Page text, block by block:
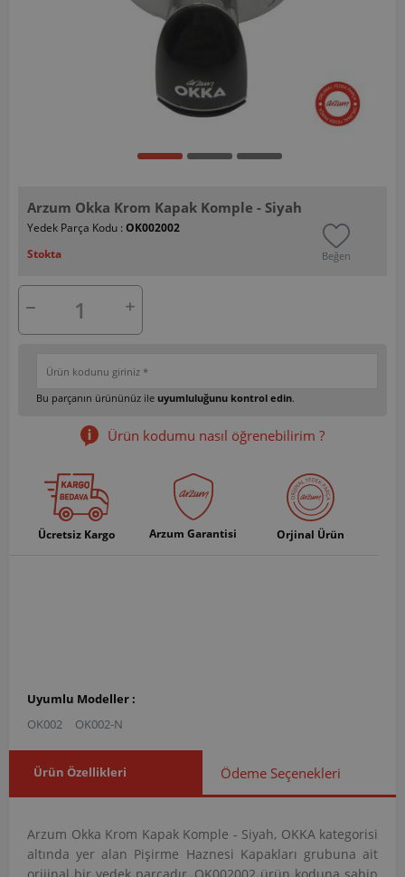
Arzum Okka Krom Kapak Komple - Siyah
Yedek Parça Kodu : OK002002
Stokta
Beğen
Bu parçanın ürününüz ile uyumluluğunu kontrol edin.
Ürün kodumu nasıl öğrenebilirim ?
Ücretsiz Kargo Arzum Garantisi Orjinal Ürün
Uyumlu Modeller :
OK002
OK002-N
Ürün Özellikleri Ödeme Seçenekleri
Arzum Okka Krom Kapak Komple - Siyah, OKKA kategorisi
altında yer alan Pişirme Haznesi Kapakları grubuna ait